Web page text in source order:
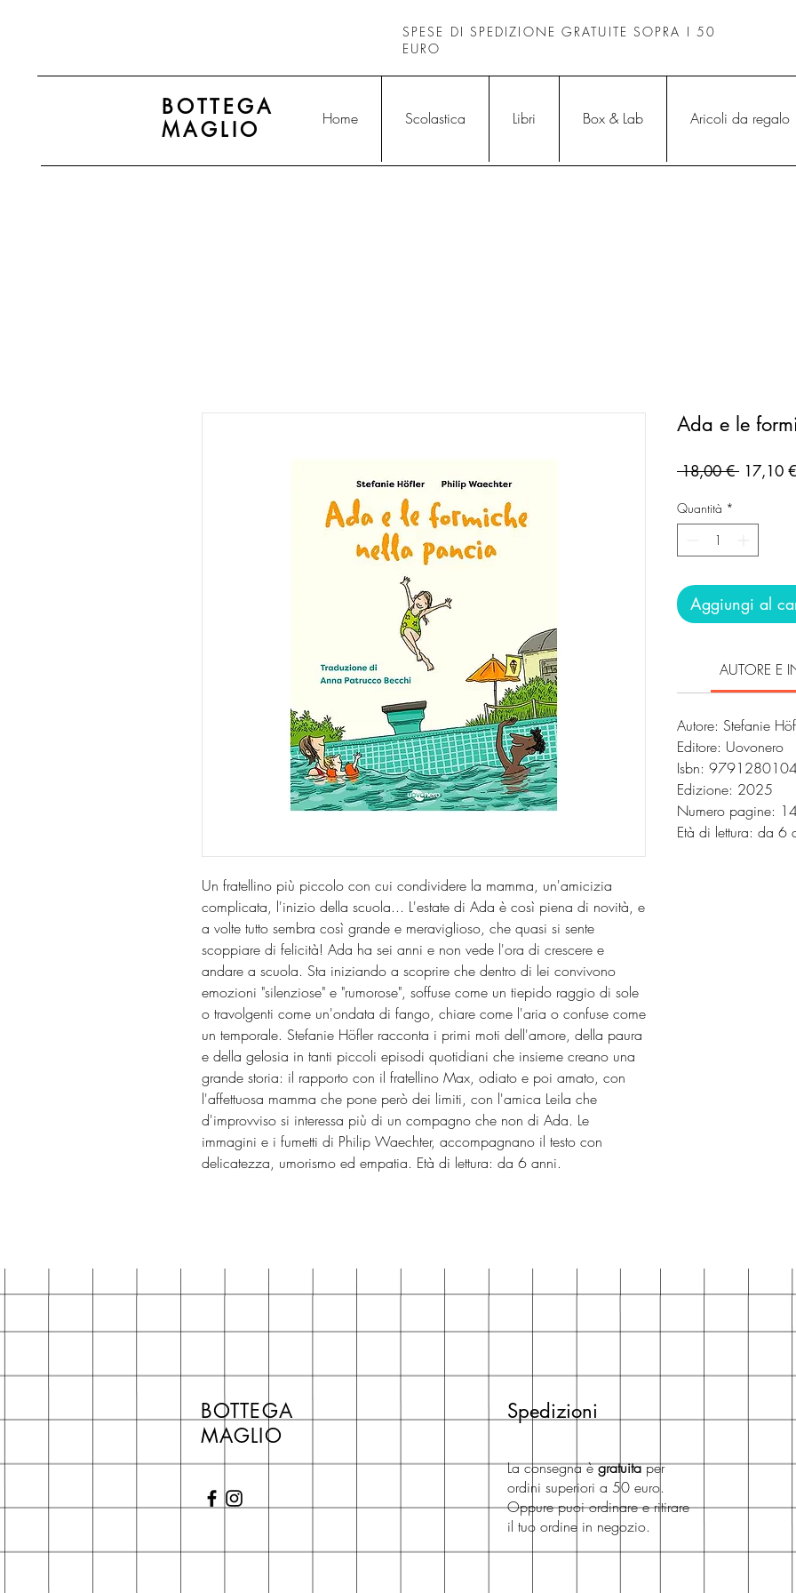
SPESE DI SPEDIZIONE GRATUITE SOPRA I 50
EURO
BOTTEGA
MAGLIO
Home Scolastica Libri Box & Lab Aricoli da regalo
Un fratellino più piccolo con cui condividere la mamma, un'amicizia
complicata, l'inizio della scuola... L'estate di Ada è così piena di novità, e
a volte tutto sembra così grande e meraviglioso, che quasi si sente
scoppiare di felicità! Ada ha sei anni e non vede l'ora di crescere e
andare a scuola. Sta iniziando a scoprire che dentro di lei convivono
emozioni "silenziose" e "rumorose", soffuse come un tiepido raggio di sole
o travolgenti come un'ondata di fango, chiare come l'aria o confuse come
un temporale. Stefanie Höfler racconta i primi moti dell'amore, della paura
e della gelosia in tanti piccoli episodi quotidiani che insieme creano una
grande storia: il rapporto con il fratellino Max, odiato e poi amato, con
l'affettuosa mamma che pone però dei limiti, con l'amica Leila che
d'improvviso si interessa più di un compagno che non di Ada. Le
immagini e i fumetti di Philip Waechter, accompagnano il testo con
delicatezza, umorismo ed empatia. Età di lettura: da 6 anni.
Ada e le
18,00 € Prezzo
17,10 €
Quantità *
Aggiungi al
AUTORE E
Autore: Stefanie
Editore: Uovonero
Isbn:
Edizione: 2025
Numero pagine:
Età di
BOTTEGA
MAGLIO
Spedizioni
La consegna ègratuitaper
ordini superiori a 50 euro.
Oppure puoi ordinare e ritirare
il tuo ordine in negozio.